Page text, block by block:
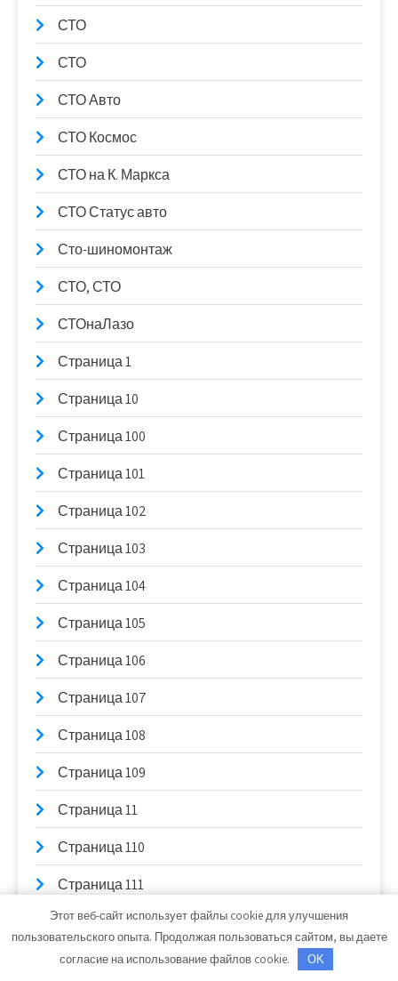
СТО
СТО
СТО Авто
СТО Космос
СТО на К. Маркса
СТО Статус авто
Сто-шиномонтаж
СТО, СТО
СТОнаЛазо
Страница 1
Страница 10
Страница 100
Страница 101
Страница 102
Страница 103
Страница 104
Страница 105
Страница 106
Страница 107
Страница 108
Страница 109
Страница 11
Страница 110
Страница 111
Страница 112
Страница 113
Этот веб-сайт использует файлы cookie для улучшения
пользовательского опыта. Продолжая пользоваться сайтом, вы даете
согласие на использование файлов cookie.
OK